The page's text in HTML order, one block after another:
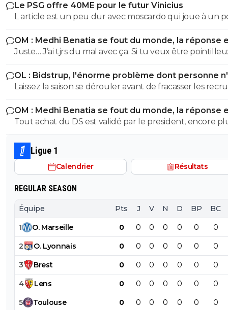
connaissance ne dépasse pas l'enseignement
veux faire le malin mais tu te retrouves a chaque
commentaire là tête entre le carrelage et ma semelle ..
pauvre guignol
Le PSG offre 40ME pour le futur Vinicius
L article est un peu dur avec moscardo qui joue à un
plus compliqué pour se mettre en valeur surtout
fais face à la concurrence des milieux actuels titulaires,
logique que ce joueur de 20 ans soit prêté pour s
en attendant son tour et prendre du temps de jeu,
il n a pas encore floppé, c est encore trop tôt pour le
déterminer
OM : Medhi Benatia se fout du monde, la réponse
violente
Juste… J’ai tjrs du mal avec ça. Si tu veux être
etc…oui Mais c’est pas eux qui courent (ou pas) sur le
aussi…
OL : Bidstrup, l'énorme problème dont personne
parler
Laissez la saison se dérouler avant de fracasser les
OM : Medhi Benatia se fout du monde, la réponse
violente
Tout achat du DS est validé par le president, encore
quand ce president est la depuis plus de 5ans et que c
qui a signé les accords avec l UEFA. On peut reprocher à
Benatia le choix de certains joueurs, ou certaines
sportif, mais le financier etait du ressort de Longoria.
Ligue 1
Calendrier Résultats
REGULAR SEASON
Équipe Pts J V N D BP BC
1 O. Marseille 0 0 0 0 0 0 0
2 O. Lyonnais 0 0 0 0 0 0 0
3 Brest 0 0 0 0 0 0 0
4 Lens 0 0 0 0 0 0 0
5 Toulouse 0 0 0 0 0 0 0